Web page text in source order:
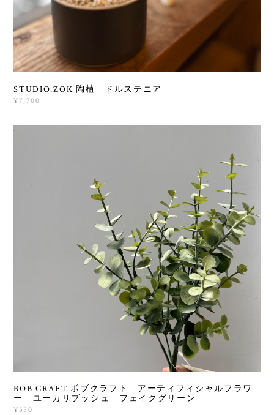
STUDIO.ZOK 陶植 ドルステニア
¥7,700
BOB CRAFT ボブクラフト アーティフィシャルフラワ
ー ユーカリブッシュ フェイクグリーン
¥550